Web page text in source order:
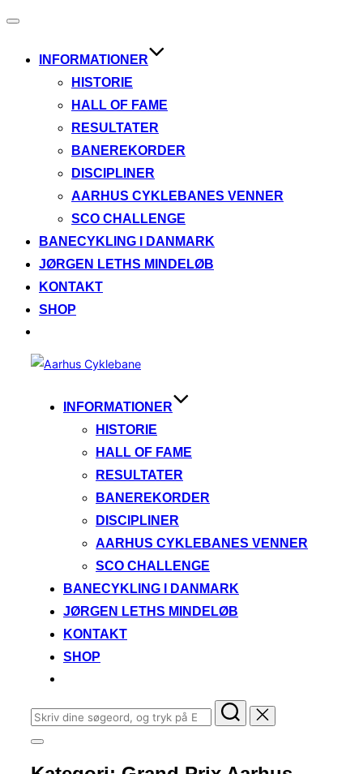
Slå
INFORMATIONER
HISTORIE
HALL OF FAME
RESULTATER
BANEREKORDER
DISCIPLINER
AARHUS CYKLEBANES VENNER
SCO CHALLENGE
BANECYKLING I DANMARK
JØRGEN LETHS MINDELØB
KONTAKT
SHOP
Videre
INFORMATIONER
HISTORIE
HALL OF FAME
RESULTATER
BANEREKORDER
DISCIPLINER
AARHUS CYKLEBANES VENNER
SCO CHALLENGE
BANECYKLING I DANMARK
JØRGEN LETHS MINDELØB
KONTAKT
SHOP
Søg
efter:
Slå